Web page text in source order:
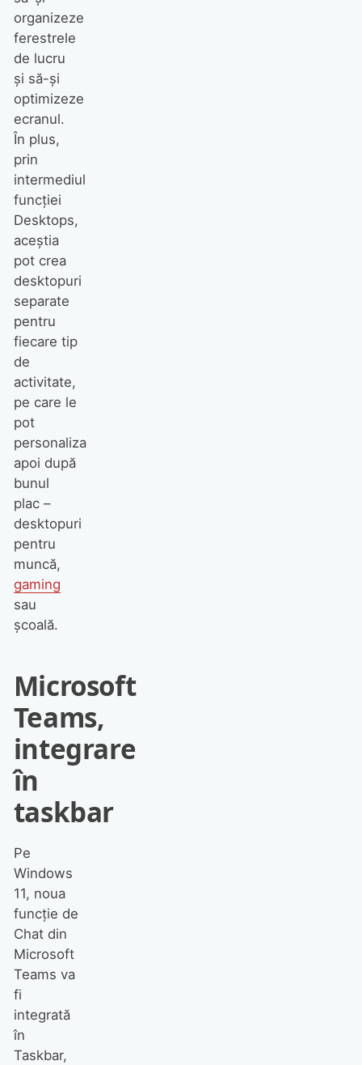
organizeze
ferestrele
de lucru
și să-și
optimizeze
ecranul.
În plus,
prin
intermediul
funcției
Desktops,
aceștia
pot crea
desktopuri
separate
pentru
fiecare tip
de
activitate,
pe care le
pot
personaliza
apoi după
bunul
plac –
desktopuri
pentru
muncă,
gaming
sau
școală.
Microsoft
Teams,
integrare
în
taskbar
Pe
Windows
11, noua
funcție de
Chat din
Microsoft
Teams va
fi
integrată
în
Taskbar,